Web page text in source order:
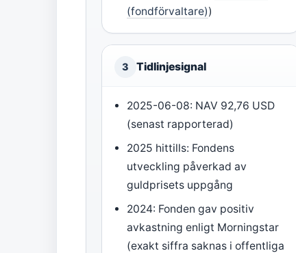
(fondförvaltare))
3 Tidlinjesignal
2025-06-08: NAV 92,76 USD
(senast rapporterad)
2025 hittills: Fondens
utveckling påverkad av
guldprisets uppgång
2024: Fonden gav positiv
avkastning enligt Morningstar
(exakt siffra saknas i offentliga